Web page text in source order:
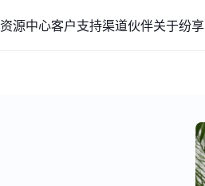
资源中心客户支持渠道伙伴关于纷享